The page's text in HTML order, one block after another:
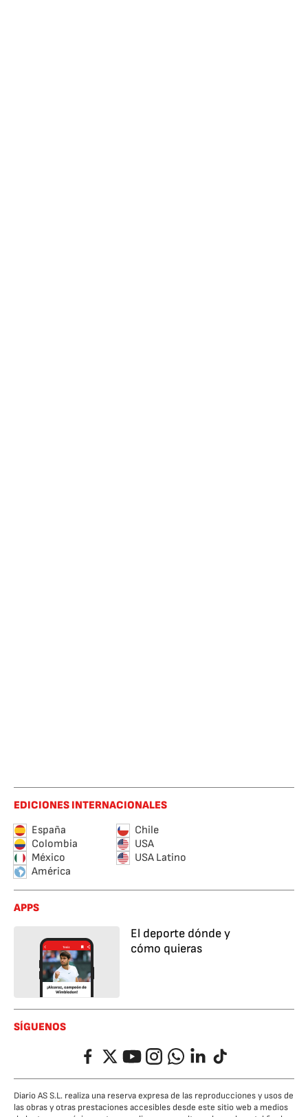
EDICIONES INTERNACIONALES
España
Chile
Colombia
USA
México
USA Latino
América
APPS
El deporte dónde y
cómo quieras
SÍGUENOS
FacebookTwitterYouTubeInstagramWhatsappLinkedIn
TikTok
Diario AS S.L. realiza una reserva expresa de las reproducciones y usos de
las obras y otras prestaciones accesibles desde este sitio web a medios